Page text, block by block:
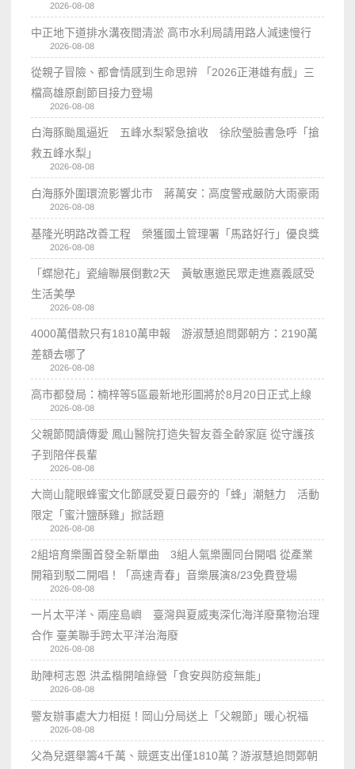
2026-08-08
中正地下道排水溝夜間清淤 高市水利局請用路人減速慢行
2026-08-08
從親子冒險、都會情感到生命思辨 「2026正港雄有戲」三
檔高雄原創節目接力登場
2026-08-08
白海豚颱風逼近 五峰水梨緊急搶收 徐欣瑩臉書急呼「搶
救五峰水梨」
2026-08-08
白海豚外圍環流影響北市 蔣萬安：高度警戒嚴防大雨豪雨
2026-08-08
基隆光明路改善工程 榮獲國土管理署「馬路好行」優良獎
2026-08-08
「蝶戀花」瓷繪聯展倒數2天 黃敏惠邀民眾走進嘉義感受
生活美學
2026-08-08
4000萬借款只有1810萬申報 游淑慧追問鄭朝方：2190萬
差額去哪了
2026-08-08
高市都發局：楠梓等5區最新地形圖將於8月20日正式上線
2026-08-08
父親節閱讀傳愛 鳳山醫院打造失智友善全齡家庭 從守護孩
子到陪伴長輩
2026-08-08
大崗山龍眼蜂蜜文化節感受夏日最夯的「蜂」潮魅力 活動
限定「蜜汁鹽酥雞」掀話題
2026-08-08
2組培育樂團首發全新單曲 3組人氣樂團同台開唱 從產業
開箱到駁二開唱！「高速青春」音樂展演8/23免費登場
2026-08-08
一片太平洋、兩座島嶼 臺灣與夏威夷深化海洋廢棄物治理
合作 臺美聯手跨太平洋治海廢
2026-08-08
助陣柯志恩 洪孟楷開嗆綠營「食安與防疫無能」
2026-08-08
警友辦事處大力相挺！岡山分局送上「父親節」暖心祝福
2026-08-08
父為兒選舉籌4千萬、競選支出僅1810萬？游淑慧追問鄭朝